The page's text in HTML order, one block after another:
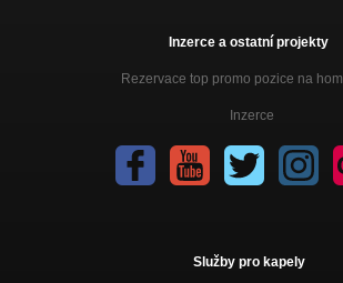
Inzerce a ostatní projekty
Rezervace top promo pozice na
Inzerce
Služby pro kapely